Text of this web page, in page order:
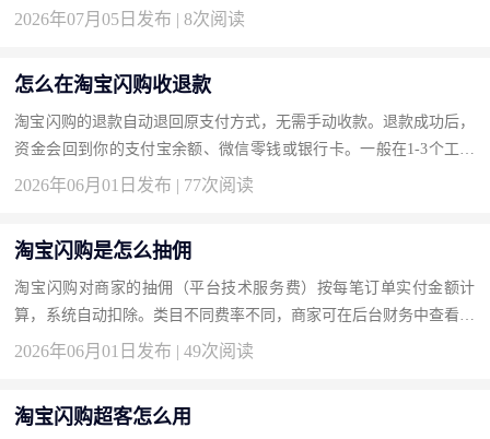
按此获取正版，畅享安全网购。 下载地址：淘宝官方下载 为什么
2026年07月05日发布 | 8次阅读
怎么在淘宝闪购收退款
淘宝闪购的退款自动退回原支付方式，无需手动收款。退款成功后，
资金会回到你的支付宝余额、微信零钱或银行卡。一般在1-3个工作
日内到账。你可以在“我的订单”中查看退款状态，或在支付宝账单
2026年06月01日发布 | 77次阅读
淘宝闪购是怎么抽佣
淘宝闪购对商家的抽佣（平台技术服务费）按每笔订单实付金额计
算，系统自动扣除。类目不同费率不同，商家可在后台财务中查看扣
费明细。抽佣是平台提供流量和技术服务的对价，是入驻闪购的基
2026年06月01日发布 | 49次阅读
淘宝闪购超客怎么用